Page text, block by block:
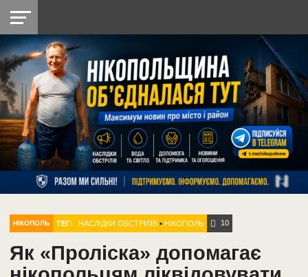
НІКОПОЛЬ
РАЙОН
СІЧЕСЛАВСЬКА
УКРАЇНА
РЕТРО
НІКОПОЛЬ
ЛАЙТ
УКРАЇНА
ДОПОМОГА
РАДІО
НІКОПОЛЬ ТЕГ: НАСЛІДКИ ОБСТРІЛІВ •НІКОПОЛЬ 10
Як «Проліска» допомагає